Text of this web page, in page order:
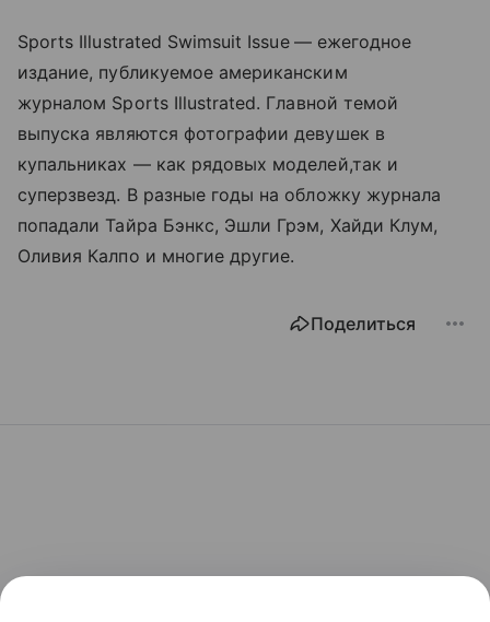
Sports Illustrated Swimsuit Issue — ежегодное
издание, публикуемое американским
журналом Sports Illustrated. Главной темой
выпуска являются фотографии девушек в
купальниках — как рядовых моделей,так и
суперзвезд. В разные годы на обложку журнала
попадали Тайра Бэнкс, Эшли Грэм, Хайди Клум,
Оливия Калпо и многие другие.
Поделиться